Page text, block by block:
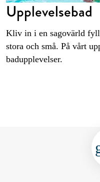
Upplevelsebad
Kliv in i en sagovärld
stora och små. På vårt
badupplevelser.